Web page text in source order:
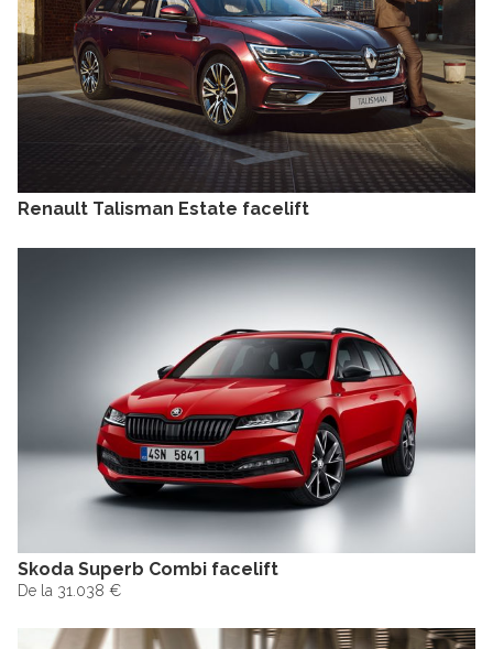
Renault Talisman Estate facelift
Skoda Superb Combi facelift
De la 31.038 €